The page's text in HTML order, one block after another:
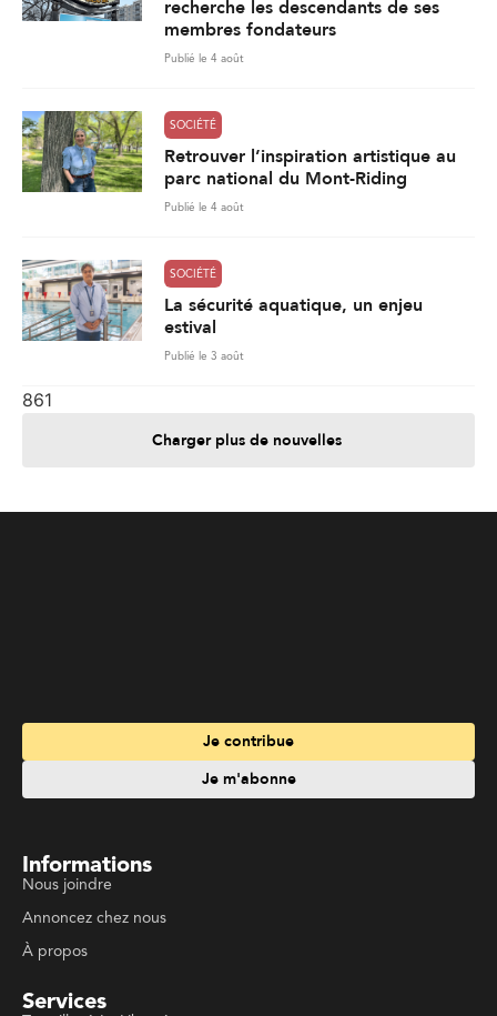
recherche les descendants de ses
membres fondateurs
Publié le 4 août
SOCIÉTÉ
Retrouver l’inspiration artistique au
parc national du Mont-Riding
Publié le 4 août
SOCIÉTÉ
La sécurité aquatique, un enjeu
estival
Publié le 3 août
861
Charger plus de nouvelles
Informations
Services
Travailler à La Liberté
Emplois en français